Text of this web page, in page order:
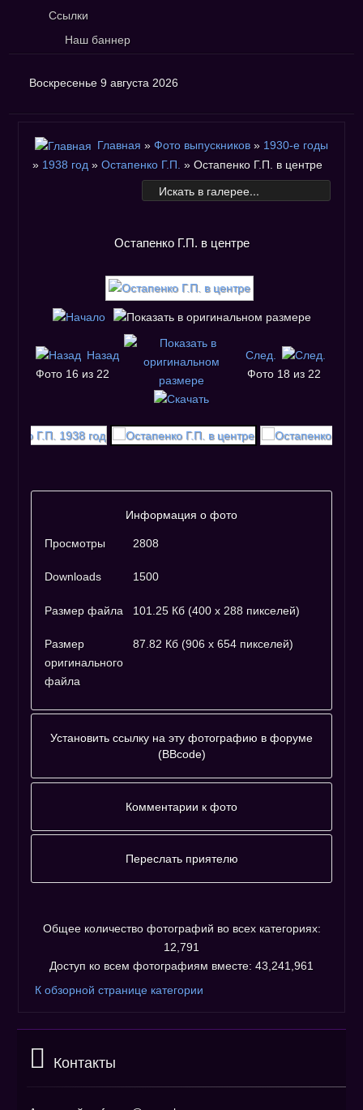
Ссылки
Наш баннер
Воскресенье 9 августа 2026
Главная » Фото выпускников» 1930-е годы
» 1938 год » Остапенко Г.П. » Остапенко Г.П. в центре
Остапенко Г.П. в центре
Назад
Фото 16 из 22
След.
Фото 18 из 22
Информация о фото
Просмотры 2808
Downloads 1500
Размер файла 101.25 Кб (400 x 288 пикселей)
Размер
оригинального
файла
87.82 Кб (906 x 654 пикселей)
Установить ссылку на эту фотографию в форуме
(BBcode)
Фотографию
Комментарии к фото
Комментариев к фото ещё нет.
разрешено оставлять комментарии. Пожалуйста,
Переслать приятелю
Пожалуйста, зарегистрируйтесь...
Общее количество фотографий во всех категориях:
12,791
Доступ ко всем фотографиям вместе: 43,241,961
К обзорной странице категории
Контакты